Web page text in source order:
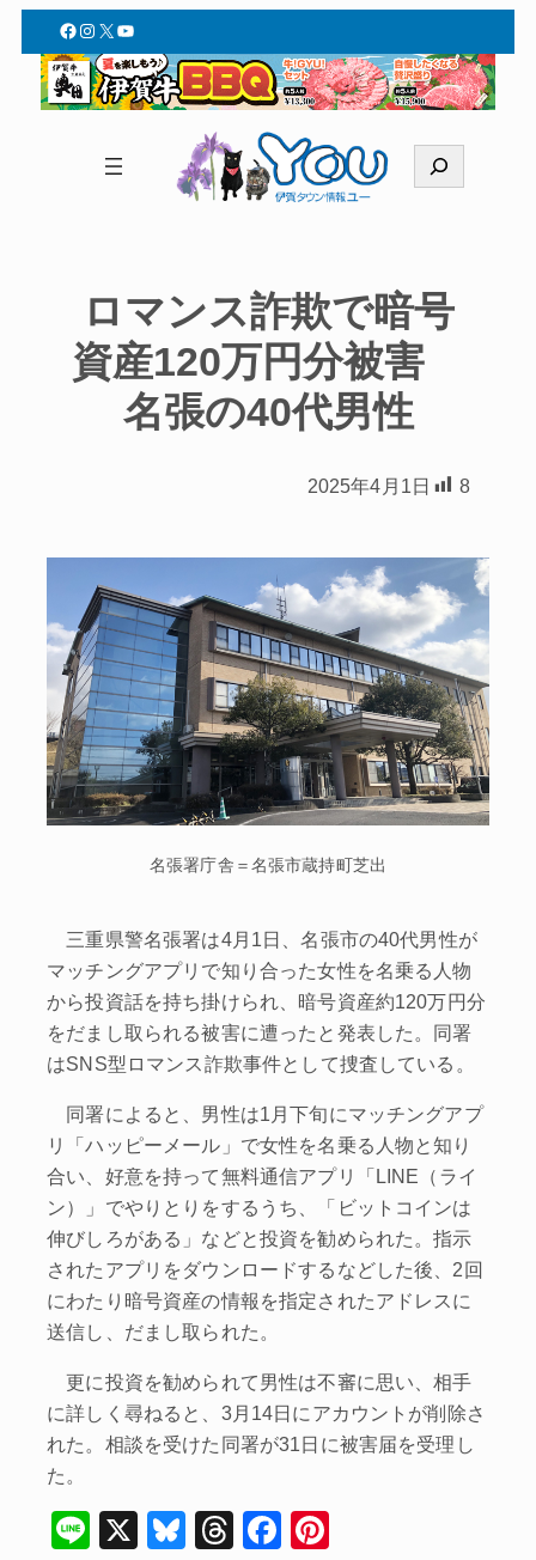
Facebook
Instagram
X YouTube
索
ロマンス詐欺で暗号
資産120万円分被害
名張の40代男性
2025年4月1日 8
名張署庁舎＝名張市蔵持町芝出
三重県警名張署は4月1日、名張市の40代男性が
マッチングアプリで知り合った女性を名乗る人物
から投資話を持ち掛けられ、暗号資産約120万円分
をだまし取られる被害に遭ったと発表した。同署
はSNS型ロマンス詐欺事件として捜査している。
同署によると、男性は1月下旬にマッチングアプ
リ「ハッピーメール」で女性を名乗る人物と知り
合い、好意を持って無料通信アプリ「LINE（ライ
ン）」でやりとりをするうち、「ビットコインは
伸びしろがある」などと投資を勧められた。指示
されたアプリをダウンロードするなどした後、2回
にわたり暗号資産の情報を指定されたアドレスに
送信し、だまし取られた。
更に投資を勧められて男性は不審に思い、相手
に詳しく尋ねると、3月14日にアカウントが削除さ
れた。相談を受けた同署が31日に被害届を受理し
た。
Li
X
Bl
T
F